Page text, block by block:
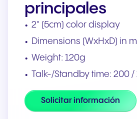
principales
2" (5cm) color display
Dimensions (WxHxD) in
Weight: 120g
Talk-/Standby time: 200 /
Solicitar información